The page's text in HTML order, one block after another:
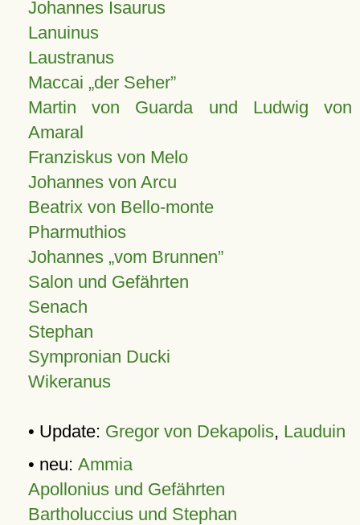
Johannes Isaurus
Lanuinus
Laustranus
Maccai „der Seher”
Martin von Guarda und Ludwig von
Amaral
Franziskus von Melo
Johannes von Arcu
Beatrix von Bello-monte
Pharmuthios
Johannes vom Brunnen
Salon und Gefährten
Senach
Stephan
Sympronian Ducki
Wikeranus
• Update: Gregor von Dekapolis, Lauduin
• neu: Ammia
Apollonius und Gefährten
Bartholuccius und Stephan